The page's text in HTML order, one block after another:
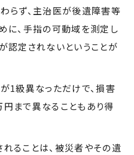
らず、主治医が後遺障害等
に、手指の可動域を測定し
認定されないということが
1級異なっただけで、損害
まで異なることもあり得
ることは、被災者やその遺